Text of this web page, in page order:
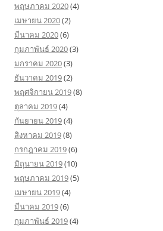
พฤษภาคม 2020(4)
เมษายน 2020(2)
มีนาคม 2020(6)
กุมภาพันธ์ 2020(3)
มกราคม 2020(3)
ธันวาคม 2019(2)
พฤศจิกายน 2019(8)
ตุลาคม 2019(4)
กันยายน 2019(4)
สิงหาคม 2019(8)
กรกฎาคม 2019(6)
มิถุนายน 2019(10)
พฤษภาคม 2019(5)
เมษายน 2019(4)
มีนาคม 2019(6)
กุมภาพันธ์ 2019(4)